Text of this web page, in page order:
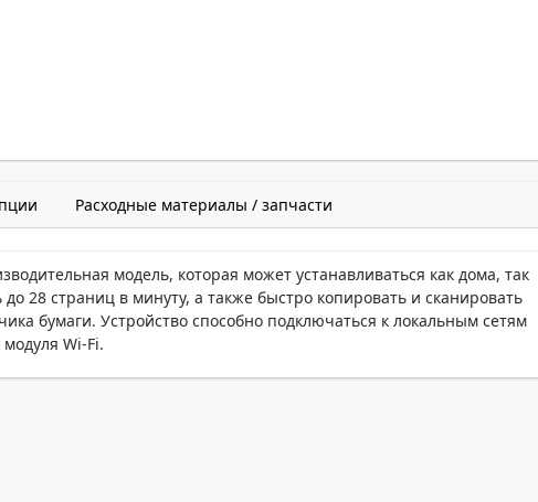
Расходные материалы / запчасти
модель, которая может устанавливаться как дома, так
28 страниц в минуту, а также быстро копировать и сканировать
бумаги. Устройство способно подключаться к локальным сетям
Wi-Fi.